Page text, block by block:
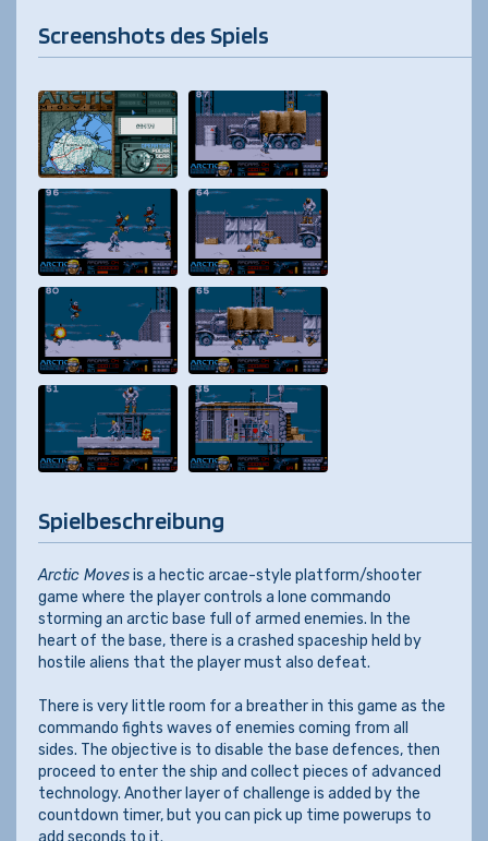
Screenshots des Spiels
Spielbeschreibung
Arctic Movesis a hectic arcae-style platform/shooter
game where the player controls a lone commando
storming an arctic base full of armed enemies. In the
heart of the base, there is a crashed spaceship held by
hostile aliens that the player must also defeat.
There is very little room for a breather in this game as the
commando fights waves of enemies coming from all
sides. The objective is to disable the base defences, then
proceed to enter the ship and collect pieces of advanced
technology. Another layer of challenge is added by the
countdown timer, but you can pick up time powerups to
add seconds to it.